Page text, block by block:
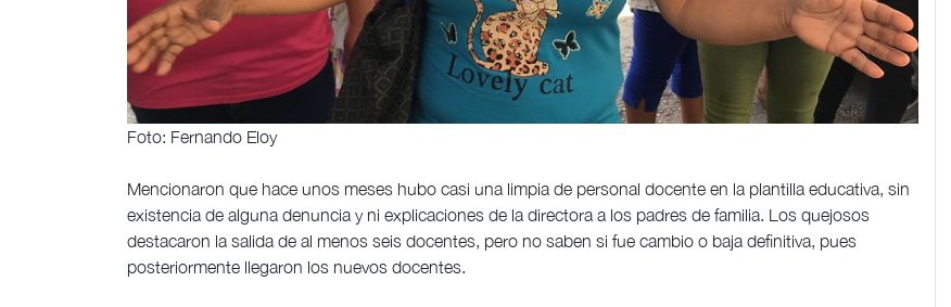
Foto: Fernando Eloy
Mencionaron que hace unos meses hubo casi una limpia de personal docente en la plantilla educativa, sin
existencia de alguna denuncia y ni explicaciones de la directora a los padres de familia. Los quejosos
destacaron la salida de al menos seis docentes, pero no saben si fue cambio o baja definitiva, pues
posteriormente llegaron los nuevos docentes.